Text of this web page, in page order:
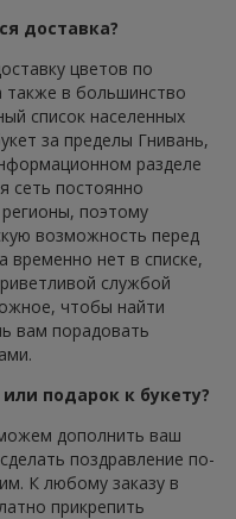
доставка?
цветов по
также в большинство
список населенных
за пределы Гнивань,
разделе
сеть постоянно
поэтому
возможность перед
временно нет в списке,
службой
чтобы найти
вам порадовать
подарок к букету?
дополнить ваш
поздравление по-
К любому заказу в
прикрепить